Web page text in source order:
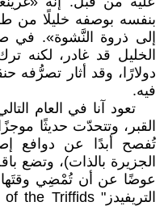
بنفسه بوصفه خليلًا من
إلى ذروة النَّشوة». في
الخليل قد غادر، لكنه
دولارًا، وقد أثار تصرُّفه
فيه.
تعود آنا في العام
القبر، وتتحدّت حديثًا
تُفصح أبدًا عن دوافع
الجزيرة بالذات)، وتضع
عوضًا عن أن تُمْضِي وقتَها